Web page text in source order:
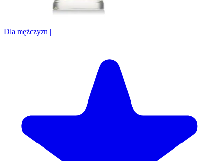
Dla mężczyzn |